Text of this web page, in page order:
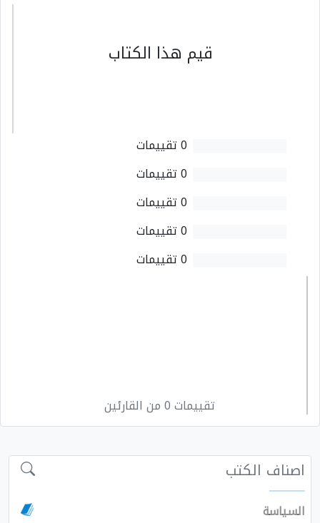
قيم هذا الكتاب
0 تقييمات
0 تقييمات
0 تقييمات
0 تقييمات
0 تقييمات
تقييمات 0 من القارئين
اصناف الكتب
السياسة